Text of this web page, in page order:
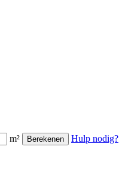
m² Berekenen Hulp nodig?